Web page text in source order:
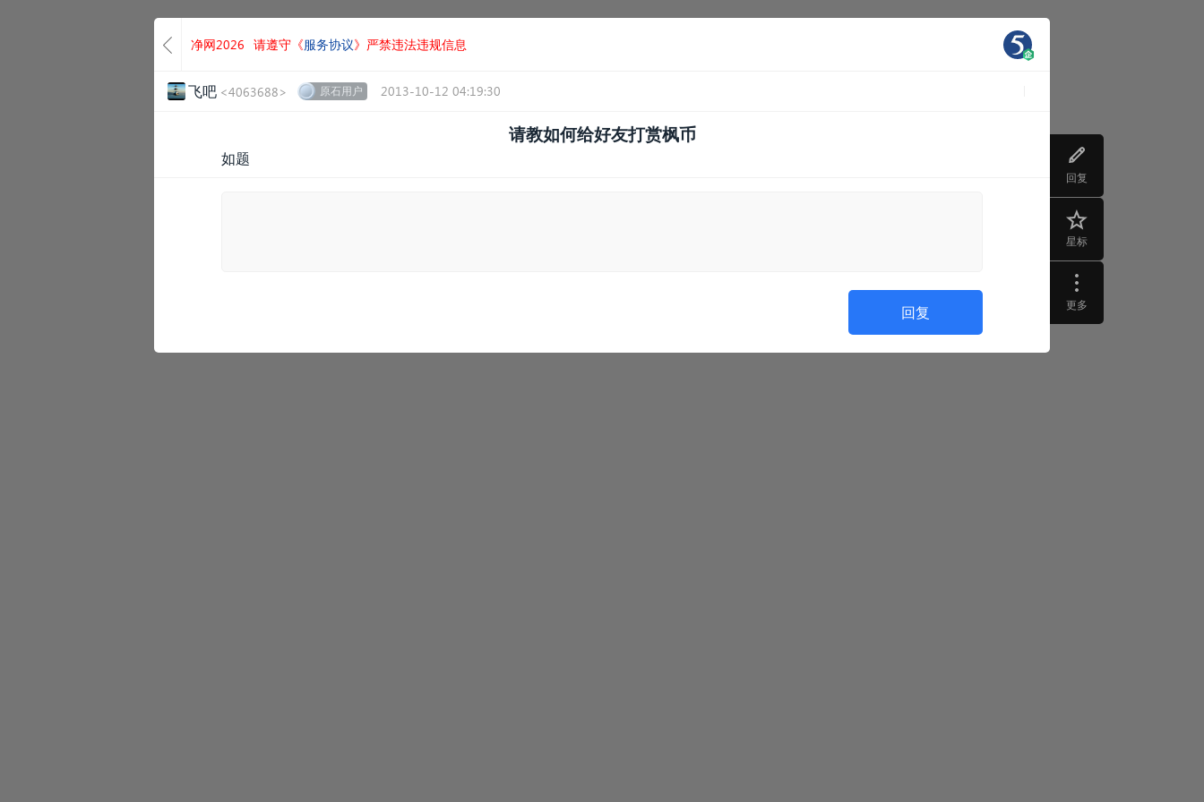
回复
星标
更多
净网2026 请遵守《服务协议》严禁违法违规信息
飞吧 <4063688> 原石用户 2013-10-12 04:19:30
请教如何给好友打赏枫币
如题
回复